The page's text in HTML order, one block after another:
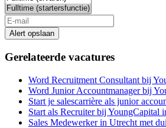
Alert opslaan
Gerelateerde vacatures
Word Recruitment Consultant bij
Word Junior Accountmanager bij
Start je salescarrière als junior
Start als Recruiter bij YoungCapital
Sales Medewerker in Utrecht met